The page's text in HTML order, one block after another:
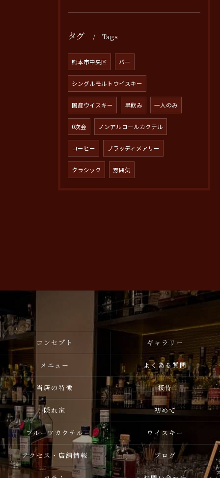
タグ Tags
熊本市中央区 バー
シングルモルトウイスキー
国産ウイスキー 早飲み 一人のみ
0次会 ノンアルコールカクテル
コーヒー ブラッディメアリー
クラシック 雰囲気
コンセプト ギャラリー
メニュー よくある質問
当店の特徴 接待
隠れ家 初めて
フルーツカクテル ウイスキー
アクセス・店舗情報 ブログ